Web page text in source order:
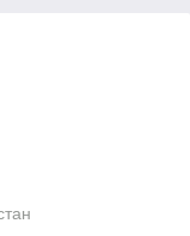
контроль тока
под
момент времени и
гарантируют